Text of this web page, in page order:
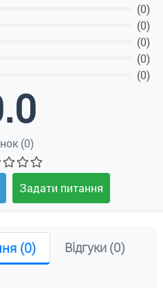
(0)
(0)
(0)
(0)
(0)
(0)
Задати питання
(0)
Відгуки (0)